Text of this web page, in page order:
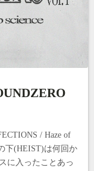
/ Haze of
下(HEIST)は何回か
に入ったことあっ